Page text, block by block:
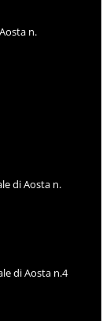
n.
di Aosta n.
di Aosta n.4